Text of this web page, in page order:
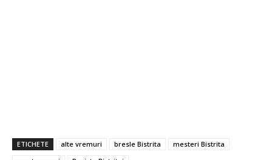
ETICHETE alte vremuri bresle Bistrita
mesteri Bistrita